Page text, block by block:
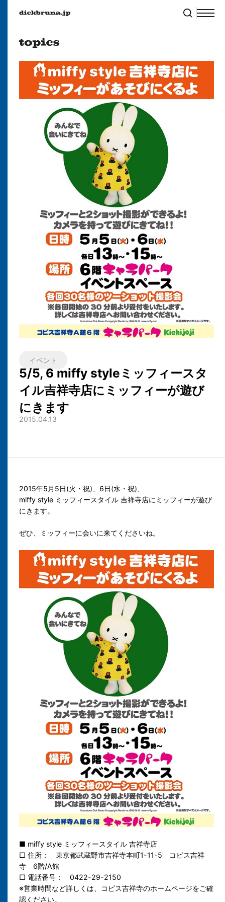
イベント
5/5, 6 miffy styleミッフィースタ
イル吉祥寺店にミッフィーが遊び
にきます
2015.04.13
2015年5月5日(火・祝)、6日(水・祝)、
miffy style ミッフィースタイル 吉祥寺店にミッフィーが遊び
にきます。
ぜひ、ミッフィーに会いに来てくださいね。
■ miffy style ミッフィースタイル 吉祥寺店
□ 住所： 東京都武蔵野市吉祥寺本町1-11-5 コピス吉祥
寺 6階/A館
□ 電話番号： 0422-29-2150
※営業時間など詳しくは、コピス吉祥寺のホームページをご確
認ください。